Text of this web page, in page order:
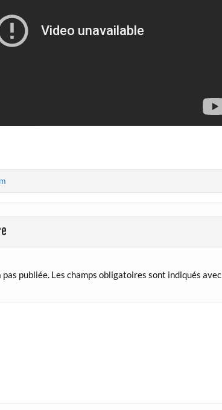
publiée. Les champs obligatoires sont indiqués avec